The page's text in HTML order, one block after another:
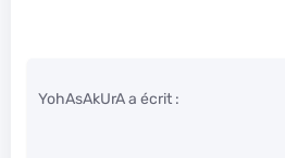
YohAsAkUrA a écrit :